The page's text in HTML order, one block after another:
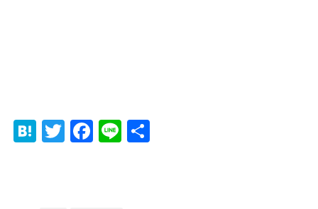
Hatena
TwitterFacebook
Line